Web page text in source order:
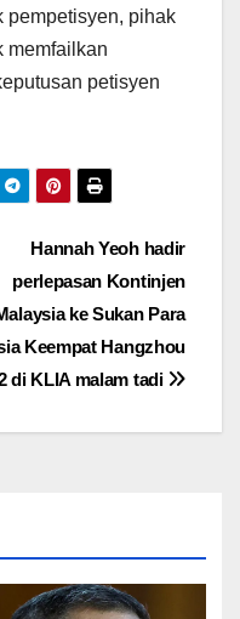
pempetisyen, pihak
memfailkan
petisyen
Hannah Yeoh hadir
perlepasan Kontinjen
ke Sukan Para
Keempat Hangzhou
di KLIA malam tadi